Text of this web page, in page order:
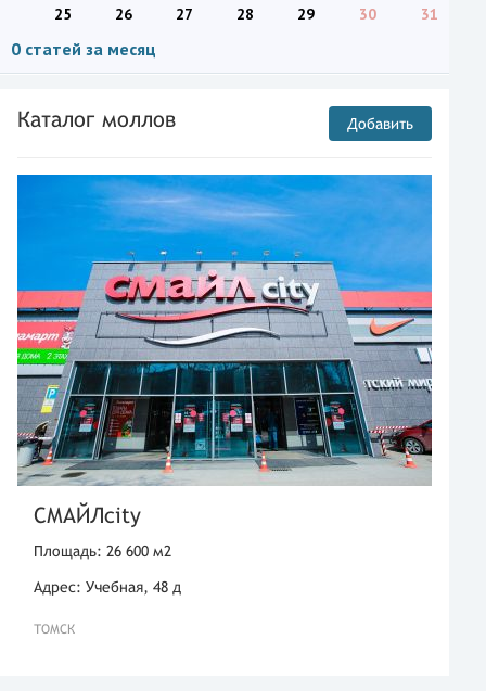
25
26 27 28 29 30 31
0 статей за месяц
Каталог моллов Добавить
СМАЙЛcity
Площадь: 26 600 м2
Адрес: Учебная, 48 д
ТОМСК